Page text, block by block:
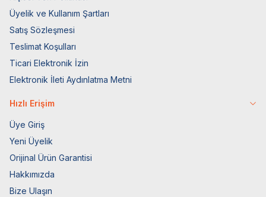
Üyelik ve Kullanım Şartları
Satış Sözleşmesi
Teslimat Koşulları
Ticari Elektronik İzin
Elektronik İleti Aydınlatma Metni
Hızlı Erişim
Üye Giriş
Yeni Üyelik
Orijinal Ürün Garantisi
Hakkımızda
Bize Ulaşın